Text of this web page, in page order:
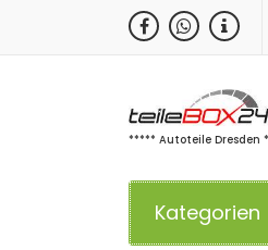
***** Autoteile Dresden
Kategorien